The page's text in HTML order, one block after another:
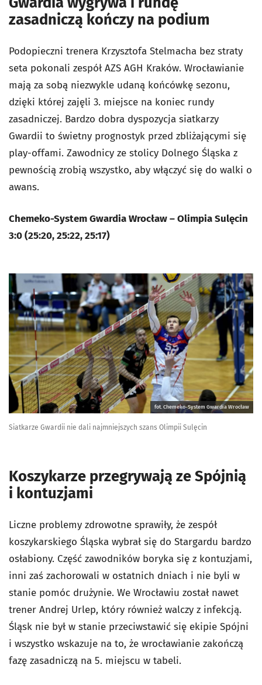
zasadniczą kończy na podium
Podopieczni trenera Krzysztofa Stelmacha bez straty
seta pokonali zespół AZS AGH Kraków. Wrocławianie
mają za sobą niezwykle udaną końcówkę sezonu,
dzięki której zajęli 3. miejsce na koniec rundy
zasadniczej. Bardzo dobra dyspozycja siatkarzy
Gwardii to świetny prognostyk przed zbliżającymi się
play-offami. Zawodnicy ze stolicy Dolnego Śląska z
pewnością zrobią wszystko, aby włączyć się do walki o
awans.
Chemeko-System Gwardia Wrocław – Olimpia Sulęcin
3:0 (25:20, 25:22, 25:17)
fot. Chemeko-System Gwardia Wrocław
Siatkarze Gwardii nie dali najmniejszych szans Olimpii Sulęcin
Koszykarze przegrywają ze Spójnią
i kontuzjami
Liczne problemy zdrowotne sprawiły, że zespół
koszykarskiego Śląska wybrał się do Stargardu bardzo
osłabiony. Część zawodników boryka się z kontuzjami,
inni zaś zachorowali w ostatnich dniach i nie byli w
stanie pomóc drużynie. We Wrocławiu został nawet
trener Andrej Urlep, który również walczy z infekcją.
Śląsk nie był w stanie przeciwstawić się ekipie Spójni
i wszystko wskazuje na to, że wrocławianie zakończą
fazę zasadniczą na 5. miejscu w tabeli.